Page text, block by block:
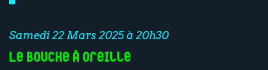
Samedi 22 Mars 2025 à 20h30
Le Bouche à Oreille